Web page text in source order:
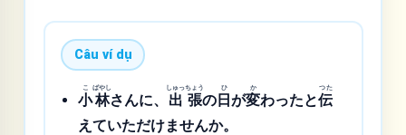
Câu ví dụ
小
こ
林
ばやし
さんに、 出
しゅっ
張
ちょう
の日
ひ
が変
か
わったと伝
つた
えていただけませんか。